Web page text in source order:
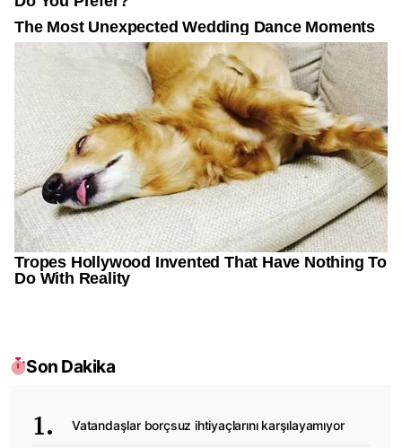
Son Dakika
Vatandaşlar borçsuz ihtiyaçlarını karşılayamıyor